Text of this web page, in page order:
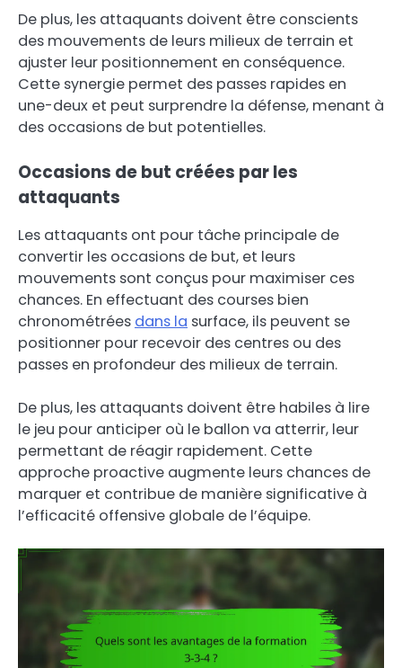
De plus, les attaquants doivent être conscients
des mouvements de leurs milieux de terrain et
ajuster leur positionnement en conséquence.
Cette synergie permet des passes rapides en
une-deux et peut surprendre la défense, menant à
des occasions de but potentielles.
Occasions de but créées par les
attaquants
Les attaquants ont pour tâche principale de
convertir les occasions de but, et leurs
mouvements sont conçus pour maximiser ces
chances. En effectuant des courses bien
chronométrées dans la surface, ils peuvent se
positionner pour recevoir des centres ou des
passes en profondeur des milieux de terrain.
De plus, les attaquants doivent être habiles à lire
le jeu pour anticiper où le ballon va atterrir, leur
permettant de réagir rapidement. Cette
approche proactive augmente leurs chances de
marquer et contribue de manière significative à
l’efficacité offensive globale de l’équipe.